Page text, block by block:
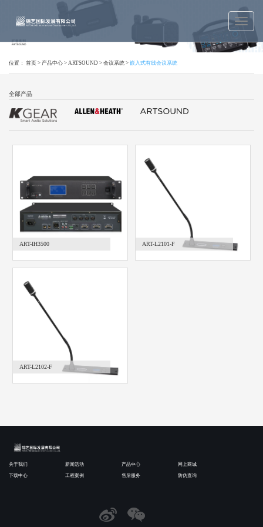
位置： 首页 > 产品中心 > ARTSOUND > 会议系统 > 嵌入式有线会议系统
全部产品
ART-IH3500 ART-L2101-F
ART-L2102-F
关于我们 新闻活动 产品中心 网上商城
下载中心 工程案例 售后服务 防伪查询